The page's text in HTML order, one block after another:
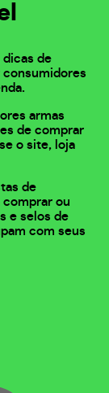
de
consumidores
armas
de comprar
se o site, loja
de
ou
e selos de
com seus